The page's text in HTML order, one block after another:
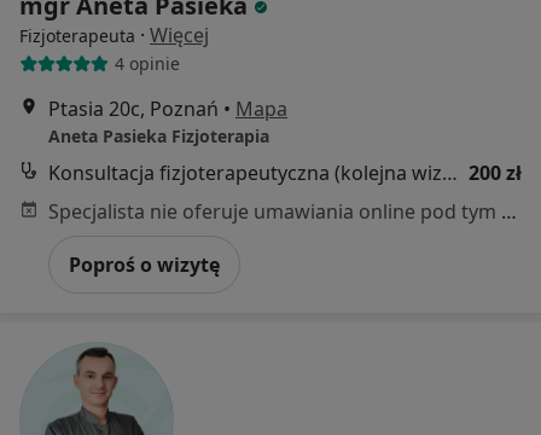
Fizjoterapeuta · Więcej
4 opinie
Ptasia 20c, Poznań • Mapa
Aneta Pasieka Fizjoterapia
Konsultacja fizjoterapeutyczna (kolejna wizyta) 200 zł
Specjalista nie oferuje umawiania online pod tym adresem.
Poproś o wizytę